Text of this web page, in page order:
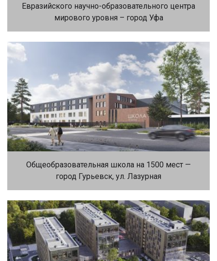
Евразийского научно-образовательного центра
мирового уровня – город Уфа
Общеобразовательная школа на 1500 мест —
город Гурьевск, ул. Лазурная